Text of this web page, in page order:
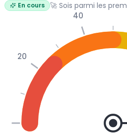
En cours 🚀 Sois parmi les
20
40